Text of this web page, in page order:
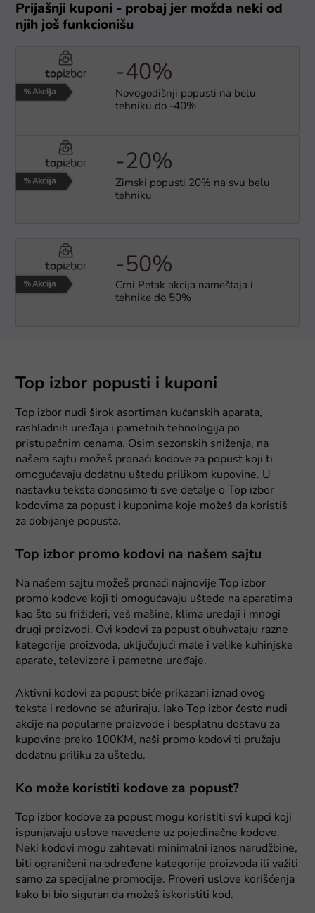
Prijašnji kuponi - probaj jer možda neki od
njih još funkcionišu
-40%
Novogodišnji popusti na belu
tehniku do -40%
-20%
Zimski popusti 20% na svu belu
tehniku
-50%
Crni Petak akcija nameštaja i
tehnike do 50%
Top izbor popusti i kuponi
Top izbor nudi širok asortiman kućanskih aparata,
rashladnih uređaja i pametnih tehnologija po
pristupačnim cenama. Osim sezonskih sniženja, na
našem sajtu možeš pronaći kodove za popust koji ti
omogućavaju dodatnu uštedu prilikom kupovine. U
nastavku teksta donosimo ti sve detalje o Top izbor
kodovima za popust i kuponima koje možeš da koristiš
za dobijanje popusta.
Top izbor promo kodovi na našem sajtu
Na našem sajtu možeš pronaći najnovije Top izbor
promo kodove koji ti omogućavaju uštede na aparatima
kao što su frižideri, veš mašine, klima uređaji i mnogi
drugi proizvodi. Ovi kodovi za popust obuhvataju razne
kategorije proizvoda, uključujući male i velike kuhinjske
aparate, televizore i pametne uređaje.
Aktivni kodovi za popust biće prikazani iznad ovog
teksta i redovno se ažuriraju. Iako Top izbor često nudi
akcije na popularne proizvode i besplatnu dostavu za
kupovine preko 100KM, naši promo kodovi ti pružaju
dodatnu priliku za uštedu.
Ko može koristiti kodove za popust?
Top izbor kodove za popust mogu koristiti svi kupci koji
ispunjavaju uslove navedene uz pojedinačne kodove.
Neki kodovi mogu zahtevati minimalni iznos narudžbine,
biti ograničeni na određene kategorije proizvoda ili važiti
samo za specijalne promocije. Proveri uslove korišćenja
kako bi bio siguran da možeš iskoristiti kod.